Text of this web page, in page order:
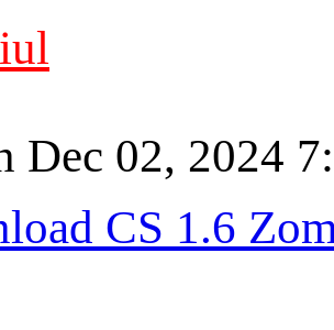
Dec 02, 2024
CS 1.6